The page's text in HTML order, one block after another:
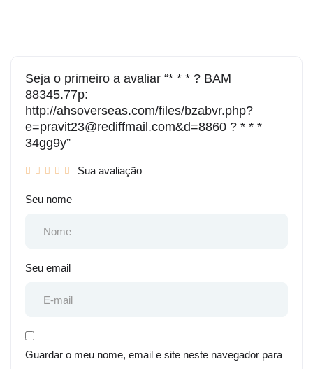
Seja o primeiro a avaliar “* * * ? BAM
88345.77p:
http://ahsoverseas.com/files/bzabvr.php?
e=pravit23@rediffmail.com&d=8860 ? * * *
34gg9y”
Sua avaliação
Seu nome
Seu email
Guardar o meu nome, email e site neste navegador para